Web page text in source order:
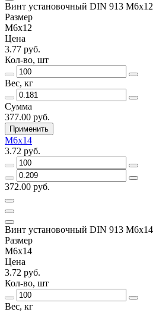
Винт установочный DIN 913 М6х12
Размер
М6х12
Цена
3.77 руб.
Кол-во, шт
Вес, кг
Сумма
377.00 руб.
Применить
М6х14
3.72 руб.
372.00 руб.
Винт установочный DIN 913 М6х14
Размер
М6х14
Цена
3.72 руб.
Кол-во, шт
Вес, кг